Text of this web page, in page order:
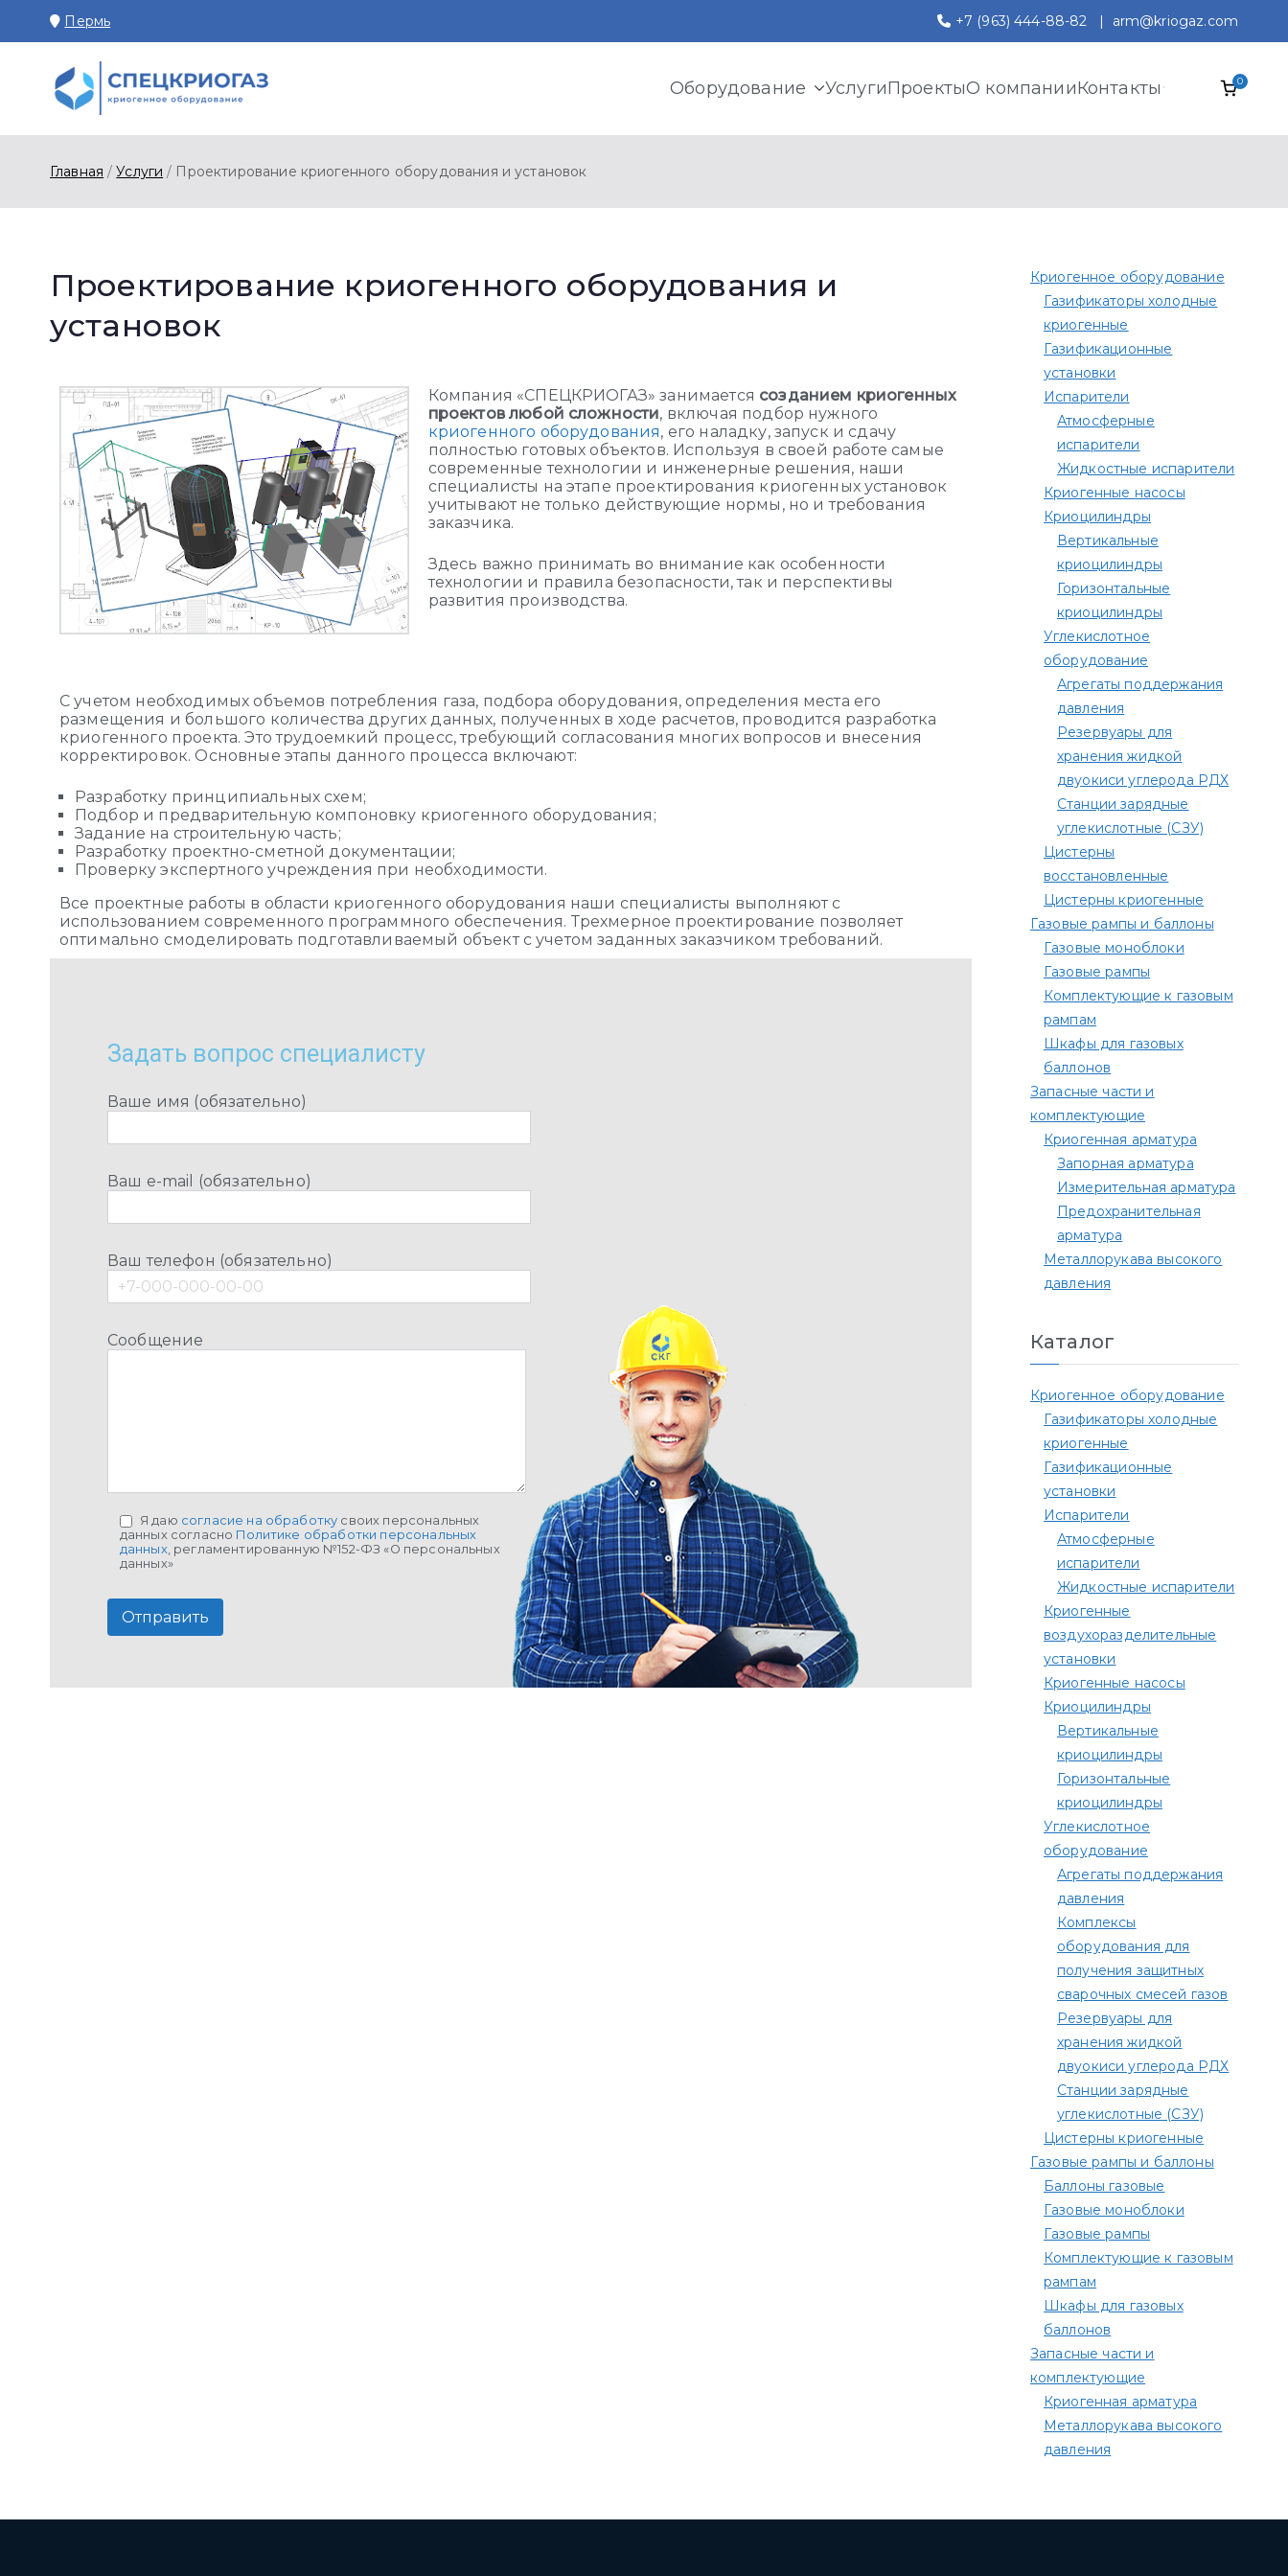
Пермь +7 (963) 444-88-82 | arm@kriogaz.com
Производство и поставки криогенного оборудования, газовых рамп, моноблоков
Оборудование УслугиПроектыО компанииКонтакты 0
Главная Услуги Проектирование криогенного оборудования и установок
Проектирование криогенного оборудования и
установок
Компания «СПЕЦКРИОГАЗ» занимается созданием криогенных
проектов любой сложности, включая подбор нужного
криогенного оборудования, его наладку, запуск и сдачу
полностью готовых объектов. Используя в своей работе самые
современные технологии и инженерные решения, наши
специалисты на этапе проектирования криогенных установок
учитывают не только действующие нормы, но и требования
заказчика.
Здесь важно принимать во внимание как особенности
технологии и правила безопасности, так и перспективы
развития производства.
С учетом необходимых объемов потребления газа, подбора оборудования, определения места его
размещения и большого количества других данных, полученных в ходе расчетов, проводится разработка
криогенного проекта. Это трудоемкий процесс, требующий согласования многих вопросов и внесения
корректировок. Основные этапы данного процесса включают:
Разработку принципиальных схем;
Подбор и предварительную компоновку криогенного оборудования;
Задание на строительную часть;
Разработку проектно-сметной документации;
Проверку экспертного учреждения при необходимости.
Все проектные работы в области криогенного оборудования наши специалисты выполняют с
использованием современного программного обеспечения. Трехмерное проектирование позволяет
оптимально смоделировать подготавливаемый объект с учетом заданных заказчиком требований.
Задать вопрос специалисту
Ваше имя (обязательно)
Ваш e-mail (обязательно)
Ваш телефон (обязательно)
Сообщение
Я даю согласие на обработку своих персональных
данных согласно Политике обработки персональных
данных , регламентированную №152-ФЗ «О персональных
данных»
Криогенное оборудование
Газификаторы холодные
криогенные
Газификационные
установки
Испарители
Атмосферные
испарители
Жидкостные испарители
Криогенные насосы
Криоцилиндры
Вертикальные
криоцилиндры
Горизонтальные
криоцилиндры
Углекислотное
оборудование
Агрегаты поддержания
давления
Резервуары для
хранения жидкой
двуокиси углерода РДХ
Станции зарядные
углекислотные (СЗУ)
Цистерны
восстановленные
Цистерны криогенные
Газовые рампы и баллоны
Газовые моноблоки
Газовые рампы
Комплектующие к газовым
рампам​
Шкафы для газовых
баллонов
Запасные части и
комплектующие
Криогенная арматура
Запорная арматура
Измерительная арматура
Предохранительная
арматура
Металлорукава высокого
давления
Каталог
Криогенное оборудование
Газификаторы холодные
криогенные
Газификационные
установки
Испарители
Атмосферные
испарители
Жидкостные испарители
Криогенные
воздухоразделительные
установки
Криогенные насосы
Криоцилиндры
Вертикальные
криоцилиндры
Горизонтальные
криоцилиндры
Углекислотное
оборудование
Агрегаты поддержания
давления
Комплексы
оборудования для
получения защитных
сварочных смесей газов
Резервуары для
хранения жидкой
двуокиси углерода РДХ
Станции зарядные
углекислотные (СЗУ)
Цистерны криогенные
Газовые рампы и баллоны
Баллоны газовые
Газовые моноблоки
Газовые рампы
Комплектующие к газовым
рампам​
Шкафы для газовых
баллонов
Запасные части и
комплектующие
Криогенная арматура
Металлорукава высокого
давления